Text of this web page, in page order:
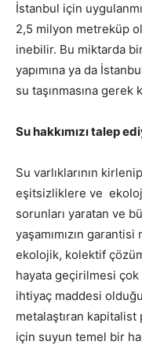
İstanbul için
2,5 milyon metreküp
inebilir. Bu miktarda
yapımına ya da
su taşınmasına gerek
Su hakkımızı talep
Su varlıklarının
eşitsizliklere ve
sorunları yaratan ve
yaşamımızın
ekolojik, kolektif
hayata geçirilmesi
ihtiyaç maddesi
metalaştıran kapitalist
için suyun temel bir